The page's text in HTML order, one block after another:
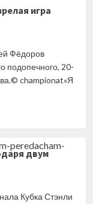
игра
Фёдоров
подопечного, 20-
championat«Я
двум
Кубка Стэнли